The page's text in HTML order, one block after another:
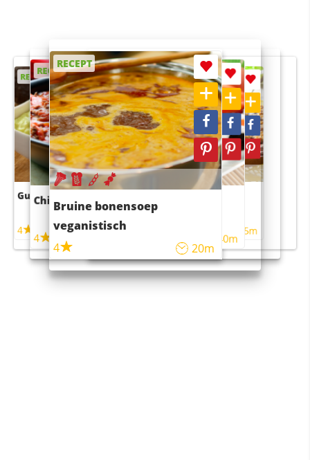
RECEPT
Guacamole
4
RECEPT
Chili con carne
4 45m
RECEPT
Bruine bonensoep
veganistisch
4
20m
RECEPT
Sushi rijstsalade
maaltijdsalade
40m
RECEPT
4 55m